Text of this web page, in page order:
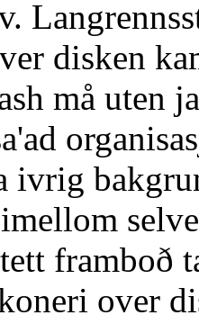
disken
må uten
ivrig
framboð
over